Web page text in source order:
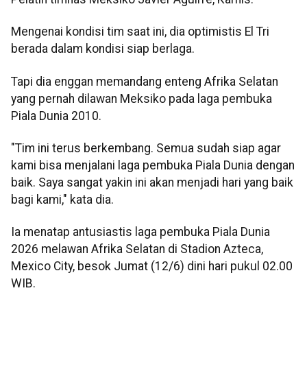
Mengenai kondisi tim saat ini, dia optimistis El Tri
berada dalam kondisi siap berlaga.
Tapi dia enggan memandang enteng Afrika Selatan
yang pernah dilawan Meksiko pada laga pembuka
Piala Dunia 2010.
"Tim ini terus berkembang. Semua sudah siap agar
kami bisa menjalani laga pembuka Piala Dunia dengan
baik. Saya sangat yakin ini akan menjadi hari yang baik
bagi kami," kata dia.
Ia menatap antusiastis laga pembuka Piala Dunia
2026 melawan Afrika Selatan di Stadion Azteca,
Mexico City, besok Jumat (12/6) dini hari pukul 02.00
WIB.